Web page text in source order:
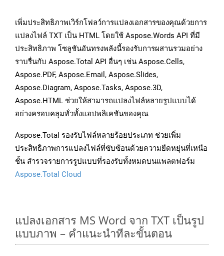
เพิ่มประสิทธิภาพเวิร์กโฟลว์การแปลงเอกสารของคุณด้วยการ
แปลงไฟล์ TXT เป็น HTML โดยใช้ Aspose.Words API ที่มี
ประสิทธิภาพ โซลูชันอันทรงพลังนี้รองรับการผสานรวมอย่าง
ราบรื่นกับ Aspose.Total API อื่นๆ เช่น Aspose.Cells,
Aspose.PDF, Aspose.Email, Aspose.Slides,
Aspose.Diagram, Aspose.Tasks, Aspose.3D,
Aspose.HTML ช่วยให้สามารถแปลงไฟล์หลายรูปแบบได้
อย่างครอบคลุมทั่วทั้งแอปพลิเคชันของคุณ
Aspose.Total รองรับไฟล์หลายร้อยประเภท ช่วยเพิ่ม
ประสิทธิภาพการแปลงไฟล์ที่ซับซ้อนด้วยความยืดหยุ่นที่เหนือ
ชั้น สำรวจรายการรูปแบบที่รองรับทั้งหมดบนแพลตฟอร์ม
Aspose.Total Cloud
แปลงเอกสาร MS Word จาก TXT เป็นรูป
แบบภาพ – คำแนะนำทีละขั้นตอน